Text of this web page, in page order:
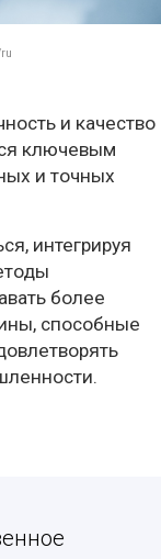
и качество
ключевым
и точных
интегрируя
более
способные